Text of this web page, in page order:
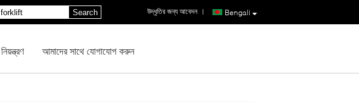
Bengali
উদ্ধৃতির জন্য আবেদন |
Search
আমাদের সাথে যোগাযোগ করুন